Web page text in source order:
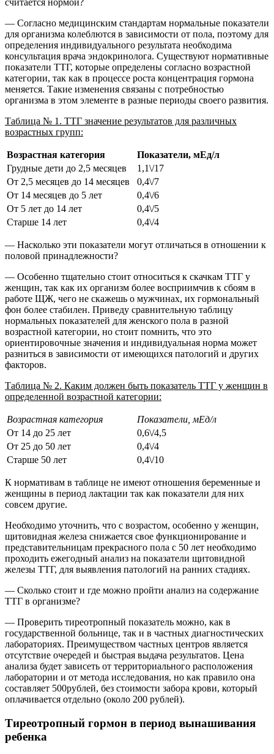
считается нормой?
— Согласно медицинским стандартам нормальные показатели
для организма колеблются в зависимости от пола, поэтому для
определения индивидуального результата необходима
консультация врача эндокринолога. Существуют нормативные
показатели ТТГ, которые определены согласно возрастной
категории, так как в процессе роста концентрация гормона
меняется. Такие изменения связаны с потребностью
организма в этом элементе в разные периоды своего развития.
Таблица № 1. ТТГ значение результатов для различных
возрастных групп:
Возрастная категория
Показатели, мЕд/л
Грудные дети до 2,5 месяцев
1,1\/17
От 2,5 месяцев до 14 месяцев
0,4\/7
От 14 месяцев до 5 лет
0,4\/6
От 5 лет до 14 лет
0,4\/5
Старше 14 лет
0,4\/4
— Насколько эти показатели могут отличаться в отношении к
половой принадлежности?
— Особенно тщательно стоит относиться к скачкам ТТГ у
женщин, так как их организм более восприимчив к сбоям в
работе ЩЖ, чего не скажешь о мужчинах, их гормональный
фон более стабилен. Приведу сравнительную таблицу
нормальных показателей для женского пола в разной
возрастной категории, но стоит помнить, что это
ориентировочные значения и индивидуальная норма может
разниться в зависимости от имеющихся патологий и других
факторов.
Таблица № 2. Каким должен быть показатель ТТГ у женщин в
определенной возрастной категории:
Возрастная категория
Показатели, мЕд/л
От 14 до 25 лет
0,6\/4,5
От 25 до 50 лет
0,4\/4
Старше 50 лет
0,4\/10
К нормативам в таблице не имеют отношения беременные и
женщины в период лактации так как показатели для них
совсем другие.
Необходимо уточнить, что с возрастом, особенно у женщин,
щитовидная железа снижается свое функционирование и
представительницам прекрасного пола с 50 лет необходимо
проходить ежегодный анализ на показатели щитовидной
железы ТТГ, для выявления патологий на ранних стадиях.
— Сколько стоит и где можно пройти анализ на содержание
ТТГ в организме?
— Проверить тиреотропный показатель можно, как в
государственной больнице, так и в частных диагностических
лабораториях. Преимуществом частных центров является
отсутствие очередей и быстрая выдача результатов. Цена
анализа будет зависеть от территориального расположения
лаборатории и от метода исследования, но как правило она
составляет 500рублей, без стоимости забора крови, который
оплачивается отдельно (около 200 рублей).
Тиреотропный гормон в период вынашивания
ребенка